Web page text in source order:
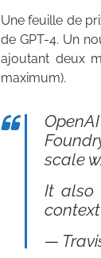
Une feuille de
de GPT-4. Un
ajoutant deux
maximum).
scale
It also
—